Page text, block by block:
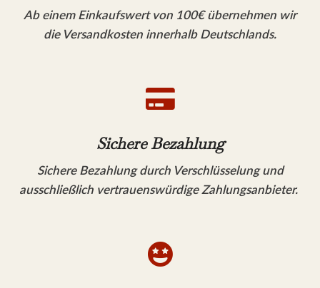
Ab einem Einkaufswert von 100€ übernehmen wir
die Versandkosten innerhalb Deutschlands.

Sichere Bezahlung
Sichere Bezahlung durch Verschlüsselung und
ausschließlich vertrauenswürdige Zahlungsanbieter.
